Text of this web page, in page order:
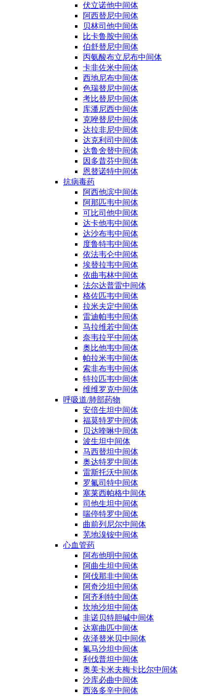
伏立诺他中间体
阿西替尼中间体
贝林司他中间体
比卡鲁胺中间体
伯舒替尼中间体
丙氨酸布立尼布中间体
卡非佐米中间体
西地尼布中间体
色瑞替尼中间体
考比替尼中间体
库潘尼西中间体
克唑替尼中间体
达拉非尼中间体
达克利司中间体
达鲁舍替中间体
因多昔芬中间体
恩替诺特中间体
抗病毒药
阿西他滨中间体
阿那匹韦中间体
可比司他中间体
达卡他韦中间体
达沙布韦中间体
度鲁特韦中间体
依法韦仑中间体
埃替拉韦中间体
依曲韦林中间体
法尔达普雷中间体
格佐匹韦中间体
拉米夫定中间体
雷迪帕韦中间体
马拉维若中间体
奈韦拉平中间体
奥比他韦中间体
帕拉米韦中间体
索非布韦中间体
特拉匹韦中间体
维维罗克中间体
呼吸道/肺部药物
安倍生坦中间体
福莫特罗中间体
贝达喹啉中间体
波生坦中间体
马西替坦中间体
奥达特罗中间体
雷斯托沃中间体
罗氟司特中间体
塞莱西帕格中间体
司他生坦中间体
喘停特罗中间体
曲前列尼尔中间体
芜地溴铵中间体
心血管药
阿布他明中间体
阿曲生坦中间体
阿伐那非中间体
阿奇沙坦中间体
阿齐利特中间体
坎地沙坦中间体
非诺贝特胆碱中间体
达塞曲匹中间体
依泽替米贝中间体
氟马沙坦中间体
利伐普坦中间体
奥美卡米夫梅卡比尔中间体
沙库必曲中间体
西洛多辛中间体